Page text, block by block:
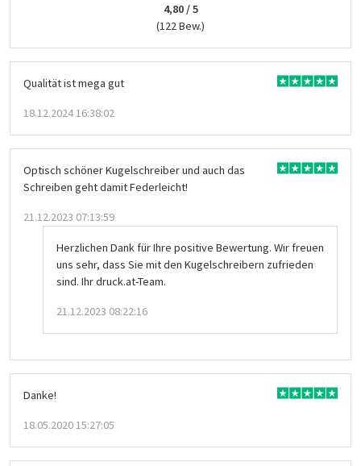
Qualität ist mega gut
18.12.2024 16:38:02
Optisch schöner Kugelschreiber und auch das
Schreiben geht damit Federleicht!
21.12.2023 07:13:59
Herzlichen Dank für Ihre positive Bewertung. Wir freuen
uns sehr, dass Sie mit den Kugelschreibern zufrieden
sind. Ihr druck.at-Team.
21.12.2023 08:22:16
Danke!
18.05.2020 15:27:05
4,80 / 5
(122 Bew.)